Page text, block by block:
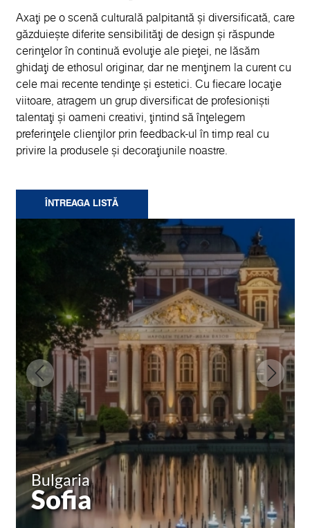
Bulgaria
Sofia
Axați pe o scenă culturală palpitantă și diversificată, care
găzduiește diferite sensibilități de design și răspunde
cerințelor în continuă evoluție ale pieței, ne lăsăm
ghidați de ethosul originar, dar ne menținem la curent cu
cele mai recente tendințe și estetici. Cu fiecare locație
viitoare, atragem un grup diversificat de profesioniști
talentați și oameni creativi, țintind să înțelegem
preferințele clienților prin feedback-ul în timp real cu
privire la produsele și decorațiunile noastre.
ÎNTREAGA LISTĂ